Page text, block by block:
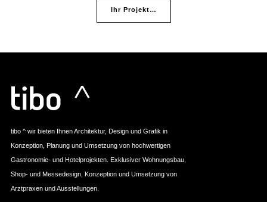
Ihr Projekt…
tibo ^ wir bieten Ihnen Architektur, Design und Grafik in
Konzeption, Planung und Umsetzung von hochwertigen
Gastronomie- und Hotelprojekten. Exklusiver Wohnungsbau,
Shop- und Messedesign, Konzeption und Umsetzung von
Arztpraxen und Ausstellungen.